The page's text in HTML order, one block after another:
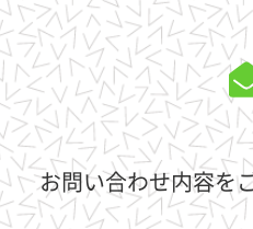
お問い合わせ内容を